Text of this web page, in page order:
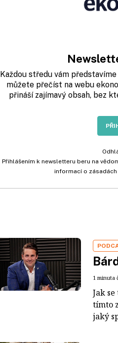
Každou středu vám
můžete přečíst na webu
přináší zajímavý obsah, bez
Přihlášením k newsletteru beru na
informací o
1 minuta
Jak
tímto
jaký